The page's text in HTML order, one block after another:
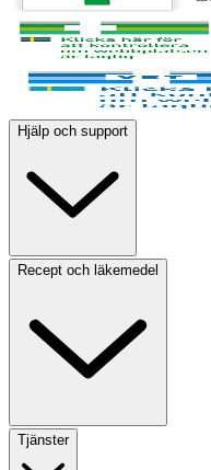
Hjälp och support
Recept och läkemedel
Tjänster